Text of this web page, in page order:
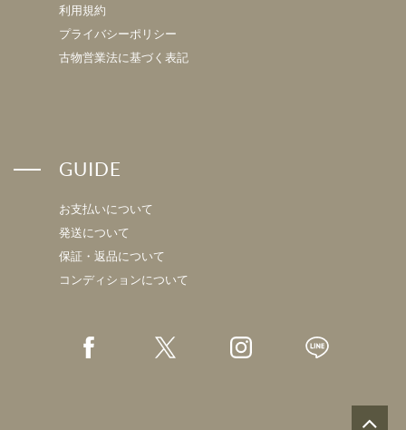
利用規約
プライバシーポリシー
古物営業法に基づく表記
GUIDE
お支払いについて
発送について
保証・返品について
コンディションについて